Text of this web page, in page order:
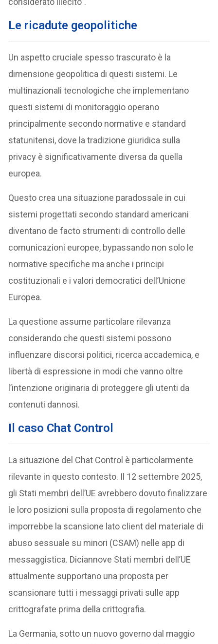
Le ricadute geopolitiche
Un aspetto cruciale spesso trascurato è la
dimensione geopolitica di questi sistemi. Le
multinazionali tecnologiche che implementano
questi sistemi di monitoraggio operano
principalmente secondo normative e standard
statunitensi, dove la tradizione giuridica sulla
privacy è significativamente diversa da quella
europea.
Questo crea una situazione paradossale in cui
sistemi progettati secondo standard americani
diventano de facto strumenti di controllo delle
comunicazioni europee, bypassando non solo le
normative specifiche ma anche i principi
costituzionali e i valori democratici dell’Unione
Europea.
La questione assume particolare rilevanza
considerando che questi sistemi possono
influenzare discorsi politici, ricerca accademica, e
libertà di espressione in modi che vanno oltre
l’intenzione originaria di proteggere gli utenti da
contenuti dannosi.
Il caso Chat Control
La situazione del Chat Control è particolarmente
rilevante in questo contesto. Il 12 settembre 2025,
gli Stati membri dell’UE avrebbero dovuto finalizzare
le loro posizioni sulla proposta di regolamento che
imporrebbe la scansione lato client del materiale di
abuso sessuale su minori (CSAM) nelle app di
messaggistica. Diciannove Stati membri dell’UE
attualmente supportano una proposta per
scansionare tutti i messaggi privati sulle app
crittografate prima della crittografia.
La Germania, sotto un nuovo governo dal maggio